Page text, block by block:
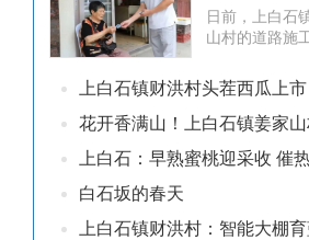
日前，上白石
山村的道路施
伸。然而不久
路衔接问题产
阻。镇综治中
到一起，讲情
上白石镇财洪村头茬西瓜上市
白石坂的春天